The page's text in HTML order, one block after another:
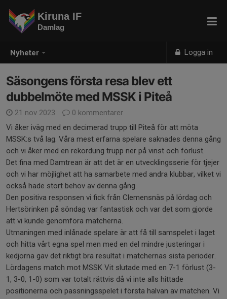
Nyheter Logga in
Kiruna IF
Damlag
Säsongens första resa blev ett
dubbelmöte med MSSK i Piteå
21 nov 2023
0 kommentarer
Vi åker iväg med en decimerad trupp till Piteå för att möta
MSSK:s två lag. Våra mest erfarna spelare saknades denna gång
och vi åker med en rekordung trupp ner på vinst och förlust.
Det fina med Damtrean är att det är en utvecklingsserie för tjejer
och vi har möjlighet att ha samarbete med andra klubbar, vilket vi
också hade stort behov av denna gång.
Den positiva responsen vi fick från Clemensnäs på lördag och
Hertsörinken på söndag var fantastisk och var det som gjorde
att vi kunde genomföra matcherna.
Utmaningen med inlånade spelare är att få till samspelet i laget
och hitta vårt egna spel men med en del mindre justeringar i
kedjorna gav det riktigt bra resultat i matchernas sista perioder.
Lördagens match mot MSSK Vit slutade med en 7-1 förlust (3-
1, 3-0, 1-0) som var totalt rättvis då vi inte alls hittade
positionerna och passningsspelet i första halvan av matchen. Vi